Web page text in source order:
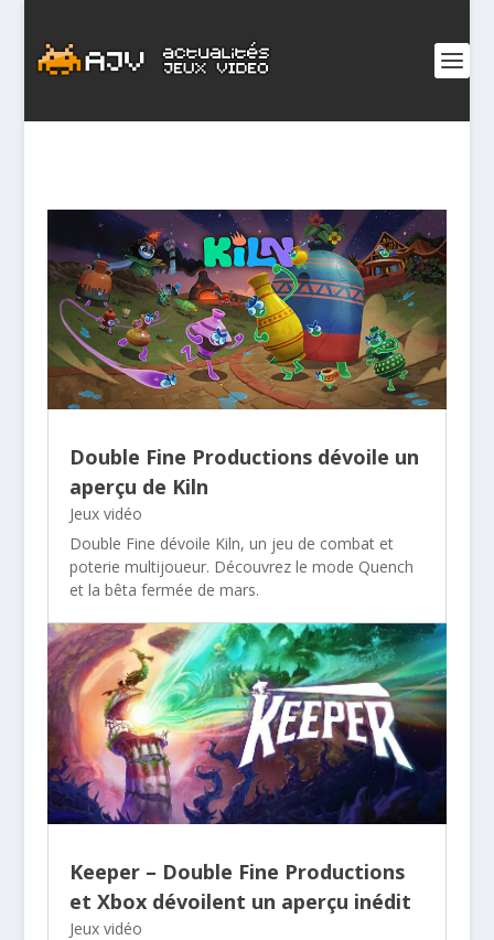
Double Fine Productions dévoile un
aperçu de Kiln
Jeux vidéo
Double Fine dévoile Kiln, un jeu de combat et
poterie multijoueur. Découvrez le mode Quench
et la bêta fermée de mars.
Keeper – Double Fine Productions
et Xbox dévoilent un aperçu inédit
Jeux vidéo